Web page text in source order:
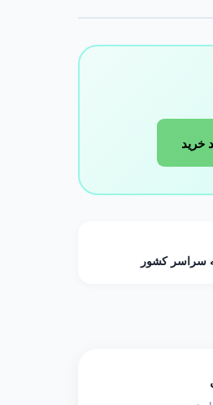
خرید
سراسر کشور